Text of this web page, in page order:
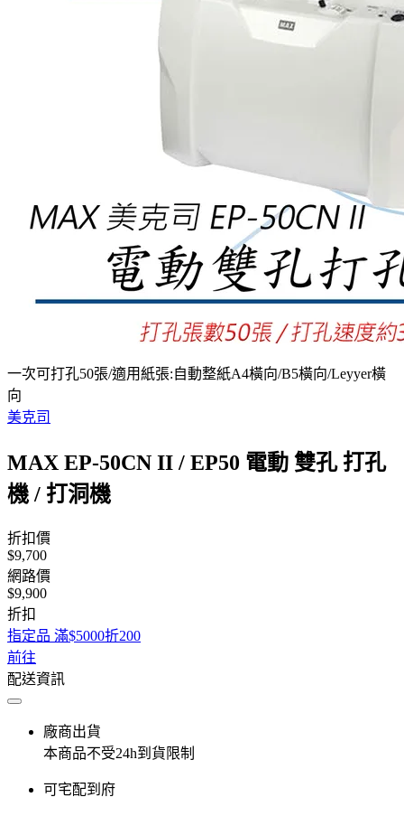
一次可打孔50張/適用紙張:自動整紙A4橫向/B5橫向/Leyyer橫
向
美克司
MAX EP-50CN II / EP50 電動 雙孔 打孔
機 / 打洞機
折扣價
$9,700
網路價
$9,900
折扣
指定品 滿$5000折200
前往
配送資訊
廠商出貨
本商品不受24h到貨限制
可宅配到府